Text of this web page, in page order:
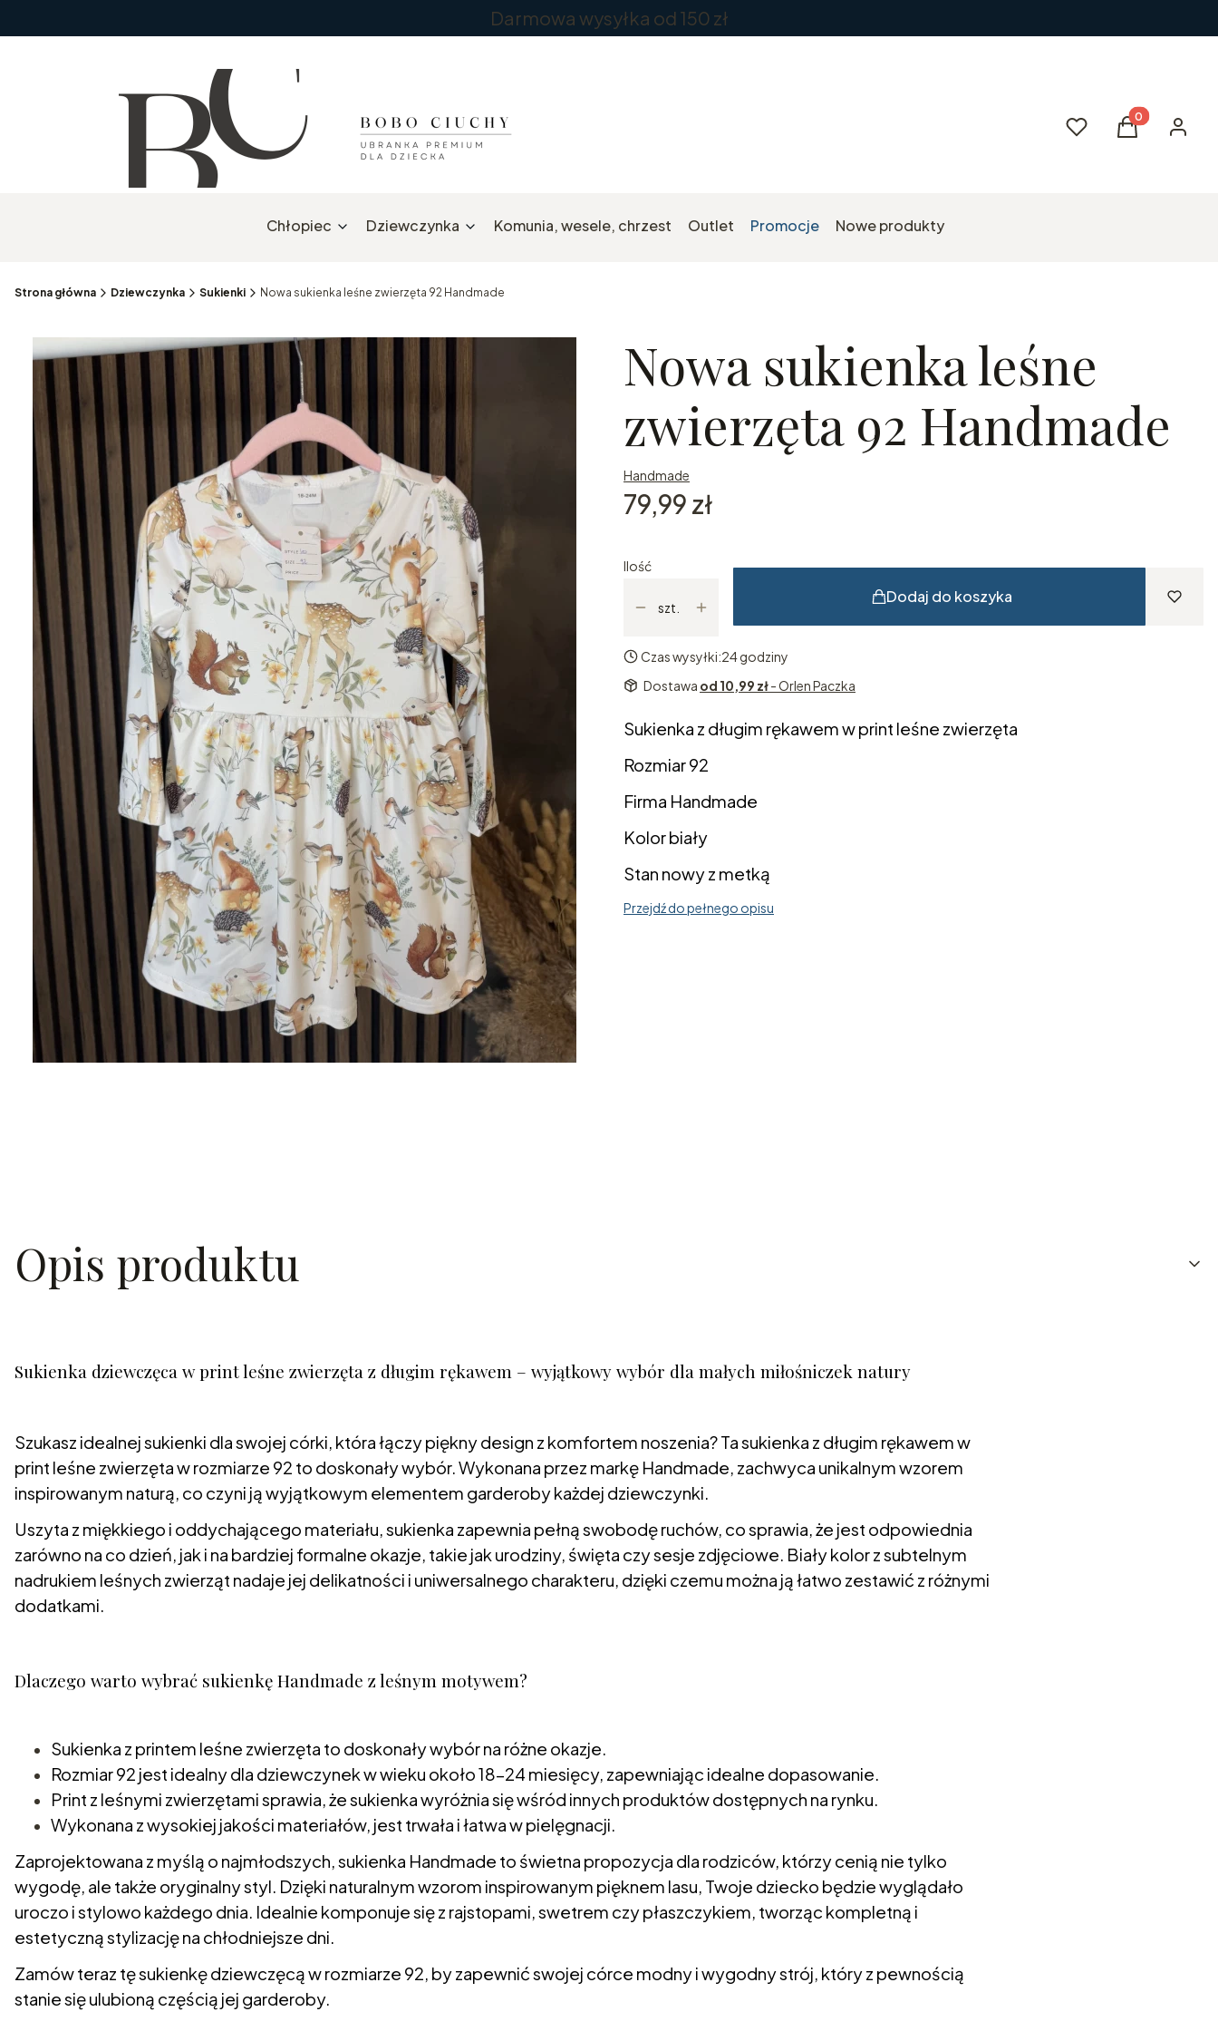
Darmowa wysyłka od 150 zł
UlubioneProdukty w
Koszyk
Chłopiec Dziewczynka Komunia, wesele, chrzest Outlet Promocje Nowe produkty
Strona główna Dziewczynka Sukienki Nowa sukienka leśne zwierzęta 92 Handmade
Nowa sukienka leśne
zwierzęta 92 Handmade
Handmade
Cena
79,99 zł
Ilość
szt.
Dodaj do koszyka
Czas wysyłki:24 godziny
Dostawa od 10,99 zł- Orlen Paczka
Sukienka z długim rękawem w print leśne zwierzęta
Rozmiar 92
Firma Handmade
Kolor biały
Stan nowy z metką
Przejdź do pełnego opisu
Opis produktu
Sukienka dziewczęca w print leśne zwierzęta z długim rękawem – wyjątkowy wybór dla małych miłośniczek natury
Szukasz idealnej sukienki dla swojej córki, która łączy piękny design z komfortem noszenia? Ta sukienka z długim rękawem w
print leśne zwierzęta w rozmiarze 92 to doskonały wybór. Wykonana przez markę Handmade, zachwyca unikalnym wzorem
inspirowanym naturą, co czyni ją wyjątkowym elementem garderoby każdej dziewczynki.
Uszyta z miękkiego i oddychającego materiału, sukienka zapewnia pełną swobodę ruchów, co sprawia, że jest odpowiednia
zarówno na co dzień, jak i na bardziej formalne okazje, takie jak urodziny, święta czy sesje zdjęciowe. Biały kolor z subtelnym
nadrukiem leśnych zwierząt nadaje jej delikatności i uniwersalnego charakteru, dzięki czemu można ją łatwo zestawić z różnymi
dodatkami.
Dlaczego warto wybrać sukienkę Handmade z leśnym motywem?
Sukienka z printem leśne zwierzęta to doskonały wybór na różne okazje.
Rozmiar 92 jest idealny dla dziewczynek w wieku około 18-24 miesięcy, zapewniając idealne dopasowanie.
Print z leśnymi zwierzętami sprawia, że sukienka wyróżnia się wśród innych produktów dostępnych na rynku.
Wykonana z wysokiej jakości materiałów, jest trwała i łatwa w pielęgnacji.
Zaprojektowana z myślą o najmłodszych, sukienka Handmade to świetna propozycja dla rodziców, którzy cenią nie tylko
wygodę, ale także oryginalny styl. Dzięki naturalnym wzorom inspirowanym pięknem lasu, Twoje dziecko będzie wyglądało
uroczo i stylowo każdego dnia. Idealnie komponuje się z rajstopami, swetrem czy płaszczykiem, tworząc kompletną i
estetyczną stylizację na chłodniejsze dni.
Zamów teraz tę sukienkę dziewczęcą w rozmiarze 92, by zapewnić swojej córce modny i wygodny strój, który z pewnością
stanie się ulubioną częścią jej garderoby.